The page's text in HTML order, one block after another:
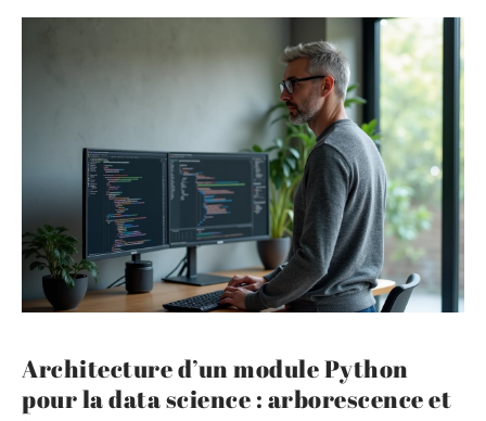
Architecture d’un module Python
pour la data science : arborescence et